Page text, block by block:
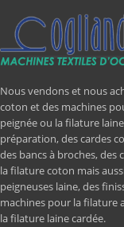
Nous vendons et nous
coton et des machines
peignée ou la filature
préparation, des cardes
des bancs à broches,
la filature coton mais
peigneuses laine, des
machines pour la filature
la filature laine cardée.